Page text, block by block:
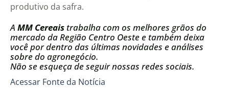
produtivo da safra.
A MM Cereais trabalha com os melhores grãos do
mercado da Região Centro Oeste e também deixa
você por dentro das últimas novidades e análises
sobre do agronegócio.
Não se esqueça de seguir nossas redes sociais.
Acessar Fonte da Notícia